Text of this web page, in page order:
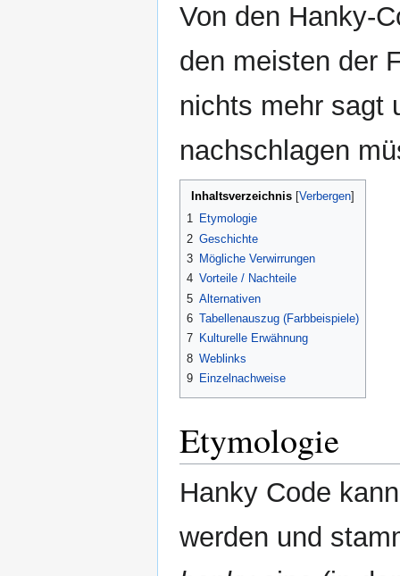
Von den Hanky-
den meisten der
nichts mehr sagt
nachschlagen
Inhaltsverzeichnis
1 Etymologie
2 Geschichte
3 Mögliche Verwirrungen
4 Vorteile / Nachteile
5 Alternativen
6 Tabellenauszug (Farbbeispiele)
7 Kulturelle Erwähnung
8 Weblinks
9 Einzelnachweise
Etymologie
Hanky Code
werden und